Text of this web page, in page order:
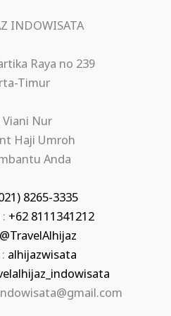
INDOWISATA
Raya no 239
Timur
Nur
Haji Umroh
Anda
8265-3335
+62 8111341212
@TravelAlhijaz
alhijazwisata